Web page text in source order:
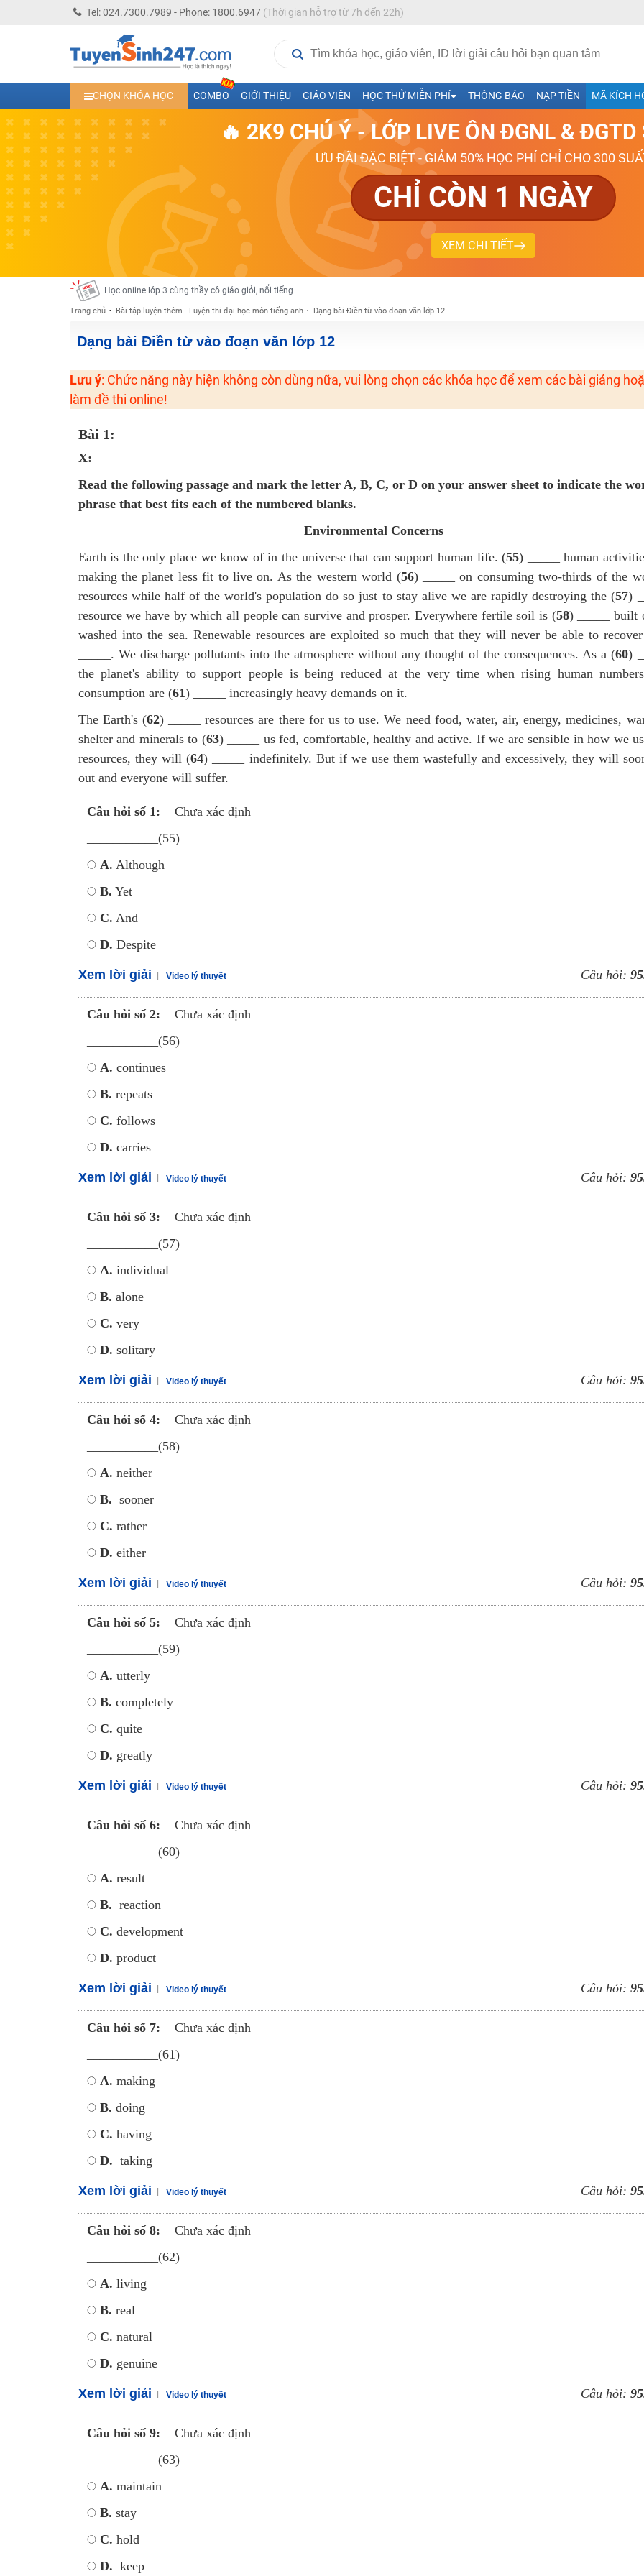
Tel: 024.7300.7989 - Phone: 1800.6947(Thời gian hỗ trợ từ 7h đến 22h)
CHỌN KHÓA HỌC COMBO GIỚI THIỆU GIÁO VIÊN HỌC THỬ MIỄN PHÍ THÔNG BÁO NẠP TIỀN MÃ KÍCH
🔥 2K9 CHÚ Ý - LỚP LIVE ÔN ĐGNL & ĐGTD
ƯU ĐÃI ĐẶC BIỆT - GIẢM 50% HỌC PHÍ CHỈ CHO 300
CHỈ CÒN 1 NGÀY
XEM CHI TIẾT
Học trực tuyến lớp 10 các môn Toán - Lý - Hóa - Văn - Anh- Sinh-Sử-Địa cùng Thầy Cô giỏi, nổi tiếng
Học online trực tuyến cấp Tiểu học và THCS năm học 2026-2027
Học online lớp 5 cùng thầy cô giáo giỏi, nổi tiếng
Học online lớp 7 cùng thầy cô giáo giỏi
Học online lớp 6 cùng thầy cô giỏi, nổi tiếng
Học online lớp 8 cùng thầy cô giáo giỏi
2K13! Bứt Phá Lớp 5 Năm Học 2023 - 2024
Học online lớp 4 cùng thầy cô giáo giỏi, nổi tiếng
Học online lớp 3 cùng thầy cô giáo giỏi, nổi tiếng
Học online lớp 2 với thầy cô giáo giỏi, nổi tiếng
2K6! Lộ Trình Sun 2024 - Ba bước luyện thi TN THPT - ĐH ít nhất 25 điểm
Khuyến Mãi Khoá Học 1K Chỉ Từ 11-13/09/2024
Đồng giá khóa học 499K - 399K (13/11-15/11)
Trang chủ Bài tập luyện thêm - Luyện thi đại học môn tiếng anh Dạng bài Điền từ vào đoạn văn lớp 12
Dạng bài Điền từ vào đoạn văn lớp 12
Lưu ý: Chức năng này hiện không còn dùng nữa, vui lòng chọn các khóa học để xem các bài giảng
làm đề thi online!
Bài 1:
X:
Read the following passage and mark the letter A, B, C, or D on your answer sheet to indicate the
phrase that best fits each of the numbered blanks.
Environmental Concerns
Earth is the only place we know of in the universe that can support human life. (55) _____ human
making the planet less fit to live on. As the western world (56) _____ on consuming two-thirds of the
resources while half of the world's population do so just to stay alive we are rapidly destroying the (57)
resource we have by which all people can survive and prosper. Everywhere fertile soil is (58) _____ built
washed into the sea. Renewable resources are exploited so much that they will never be able to
_____. We discharge pollutants into the atmosphere without any thought of the consequences. As a (60)
the planet's ability to support people is being reduced at the very time when rising human
consumption are (61) _____ increasingly heavy demands on it.
The Earth's (62) _____ resources are there for us to use. We need food, water, air, energy, medicines,
shelter and minerals to (63) _____ us fed, comfortable, healthy and active. If we are sensible in how we
resources, they will (64) _____ indefinitely. But if we use them wastefully and excessively, they will
out and everyone will suffer.
Câu hỏi số 1:
Chưa xác định
___________(55)
A. Although
B. Yet
C. And
D. Despite
Xem lời giải Video lý thuyết Câu hỏi:
Câu hỏi số 2:
Chưa xác định
___________(56)
A. continues
B. repeats
C. follows
D. carries
Xem lời giải Video lý thuyết Câu hỏi:
Câu hỏi số 3:
Chưa xác định
___________(57)
A. individual
B. alone
C. very
D. solitary
Xem lời giải Video lý thuyết Câu hỏi:
Câu hỏi số 4:
Chưa xác định
___________(58)
A. neither
B. sooner
C. rather
D. either
Xem lời giải Video lý thuyết Câu hỏi:
Câu hỏi số 5:
Chưa xác định
___________(59)
A. utterly
B. completely
C. quite
D. greatly
Xem lời giải Video lý thuyết Câu hỏi:
Câu hỏi số 6:
Chưa xác định
___________(60)
A. result
B. reaction
C. development
D. product
Xem lời giải Video lý thuyết Câu hỏi:
Câu hỏi số 7:
Chưa xác định
___________(61)
A. making
B. doing
C. having
D. taking
Xem lời giải Video lý thuyết Câu hỏi:
Câu hỏi số 8:
Chưa xác định
___________(62)
A. living
B. real
C. natural
D. genuine
Xem lời giải Video lý thuyết Câu hỏi:
Câu hỏi số 9:
Chưa xác định
___________(63)
A. maintain
B. stay
C. hold
D. keep